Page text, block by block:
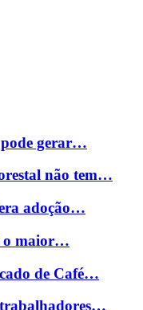
pode gerar…
não tem…
adoção…
o maior…
de Café…
trabalhadores…